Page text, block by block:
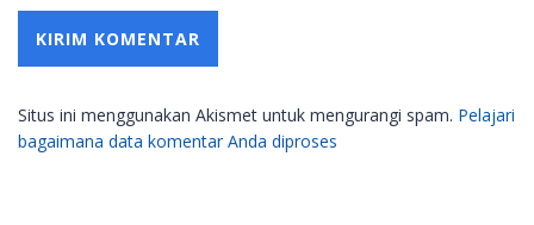
Situs ini menggunakan Akismet untuk mengurangi spam. Pelajari
bagaimana data komentar Anda diproses